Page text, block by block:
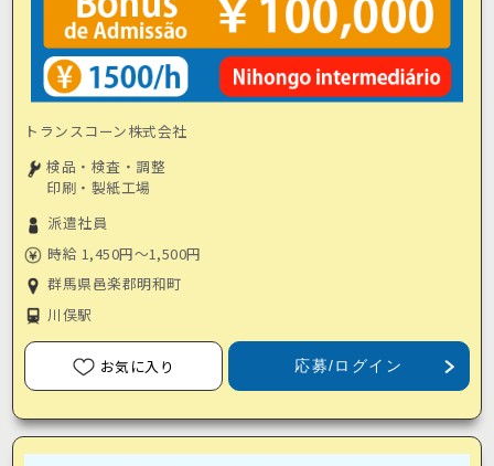
トランスコーン株式会社
検品・検査・調整
印刷・製紙工場
派遣社員
時給 1,450円～1,500円
群馬県邑楽郡明和町
川俣駅
お気に入り 応募/ログイン